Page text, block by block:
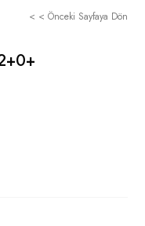
< < Önceki Sayfaya Dön